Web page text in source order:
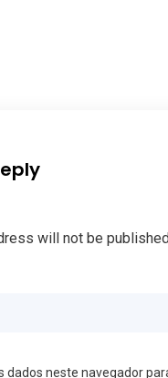
will not be
dados neste navegador